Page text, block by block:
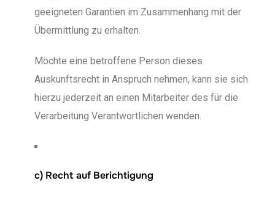
geeigneten Garantien im Zusammenhang mit der
Übermittlung zu erhalten.
Möchte eine betroffene Person dieses
Auskunftsrecht in Anspruch nehmen, kann sie sich
hierzu jederzeit an einen Mitarbeiter des für die
Verarbeitung Verantwortlichen wenden.
c) Recht auf Berichtigung